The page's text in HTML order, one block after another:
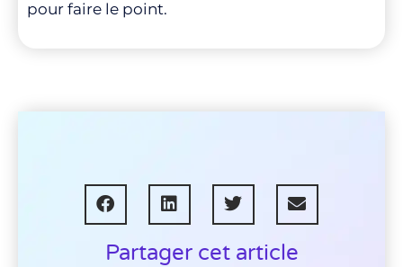
pour faire le point.
Partager cet article